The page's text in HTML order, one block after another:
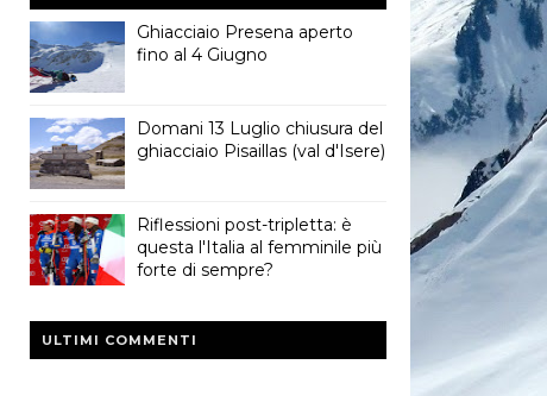
Ghiacciaio Presena aperto
fino al 4 Giugno
Domani 13 Luglio chiusura del
ghiacciaio Pisaillas (val d'Isere)
Riflessioni post-tripletta: è
questa l'Italia al femminile più
forte di sempre?
ULTIMI COMMENTI